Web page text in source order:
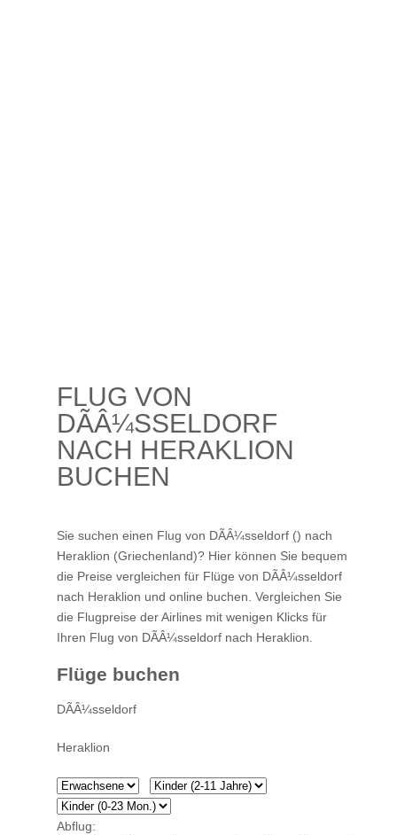
FLUG VON
DÃÂ¼SSELDORF
NACH HERAKLION
BUCHEN
Sie suchen einen Flug von DÃÂ¼sseldorf () nach
Heraklion (Griechenland)? Hier können Sie bequem
die Preise vergleichen für Flüge von DÃÂ¼sseldorf
nach Heraklion und online buchen. Vergleichen Sie
die Flugpreise der Airlines mit wenigen Klicks für
Ihren Flug von DÃÂ¼sseldorf nach Heraklion.
Flüge buchen
Abflug: